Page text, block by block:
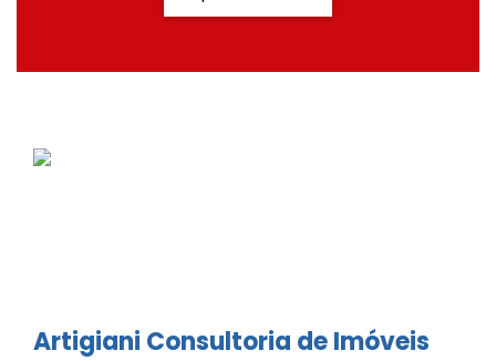
Artigiani Consultoria de Imóveis